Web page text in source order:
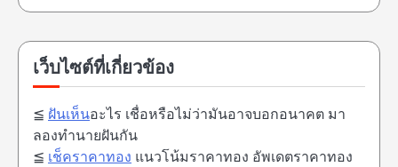
เว็บไซต์ที่เกี่ยวข้อง
≦ ฝันเห็นอะไร เชื่อหรือไม่ว่ามันอาจบอกอนาคต มา
ลองทำนายฝันกัน
≦ เช็คราคาทอง แนวโน้มราคาทอง อัพเดตราคาทอง